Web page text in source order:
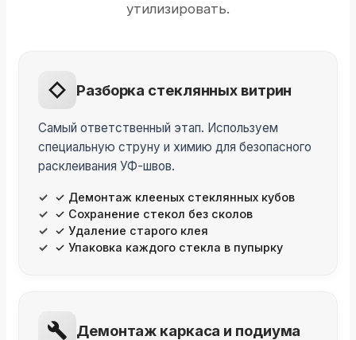
утилизировать.
Разборка стеклянных витрин
Самый ответственный этап. Используем
специальную струну и химию для безопасного
расклеивания УФ-швов.
✓ Демонтаж клееных стеклянных кубов
✓ Сохранение стекол без сколов
✓ Удаление старого клея
✓ Упаковка каждого стекла в пупырку
Демонтаж каркаса и подиума